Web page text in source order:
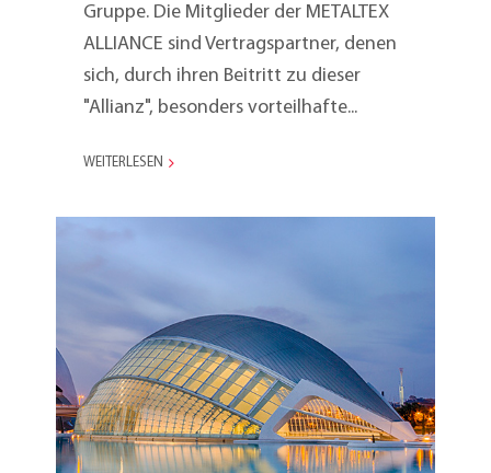
Gruppe. Die Mitglieder der METALTEX
ALLIANCE sind Vertragspartner, denen
sich, durch ihren Beitritt zu dieser
"Allianz", besonders vorteilhafte...
WEITERLESEN
Marketing Meeting 2006